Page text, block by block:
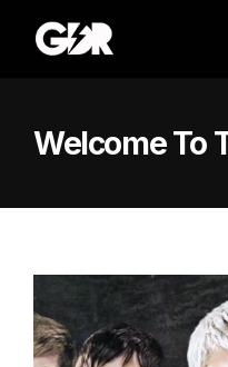
Welcome To